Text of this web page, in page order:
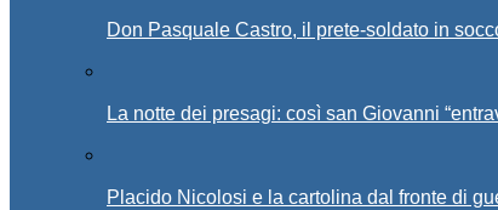
Don Pasquale Castro, il prete-soldato in
La notte dei presagi: così san Giovanni
Placido Nicolosi e la cartolina dal fronte di